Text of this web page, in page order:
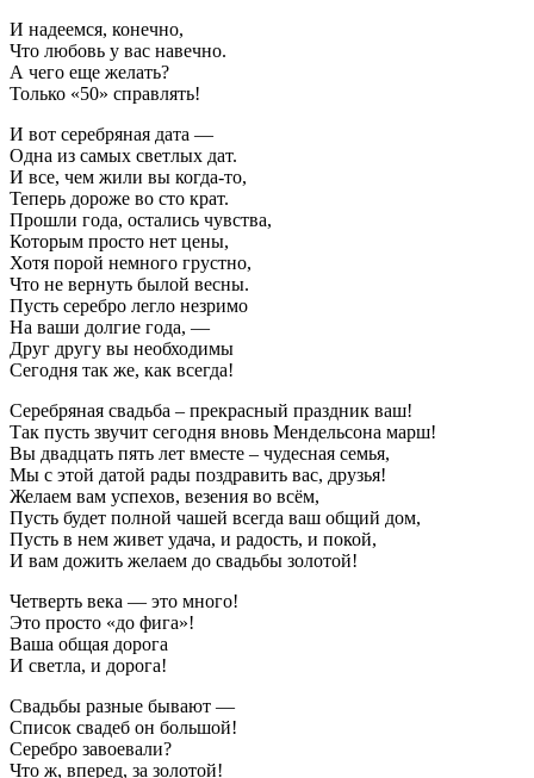
И надеемся, конечно,
Что любовь у вас навечно.
А чего еще желать?
Только «50» справлять!
И вот серебряная дата —
Одна из самых светлых дат.
И все, чем жили вы когда-то,
Теперь дороже во сто крат.
Прошли года, остались чувства,
Которым просто нет цены,
Хотя порой немного грустно,
Что не вернуть былой весны.
Пусть серебро легло незримо
На ваши долгие года, —
Друг другу вы необходимы
Сегодня так же, как всегда!
Серебряная свадьба – прекрасный праздник ваш!
Так пусть звучит сегодня вновь Мендельсона марш!
Вы двадцать пять лет вместе – чудесная семья,
Мы с этой датой рады поздравить вас, друзья!
Желаем вам успехов, везения во всём,
Пусть будет полной чашей всегда ваш общий дом,
Пусть в нем живет удача, и радость, и покой,
И вам дожить желаем до свадьбы золотой!
Четверть века — это много!
Это просто «до фига»!
Ваша общая дорога
И светла, и дорога!
Свадьбы разные бывают —
Список свадеб он большой!
Серебро завоевали?
Что ж, вперед, за золотой!